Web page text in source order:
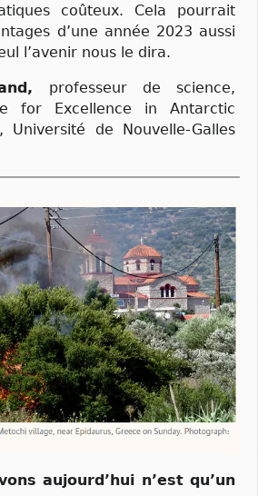
coûteux. Cela pourrait
d’une année 2023 aussi
l’avenir nous le dira.
professeur de science,
for Excellence in Antarctic
Université de Nouvelle-Galles
aujourd’hui n’est qu’un